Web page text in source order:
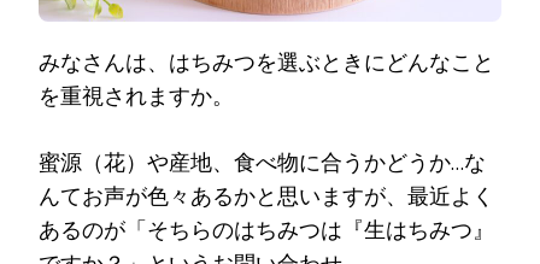
みなさんは、はちみつを選ぶときにどんなこと
を重視されますか。
蜜源（花）や産地、食べ物に合うかどうか…な
んてお声が色々あるかと思いますが、最近よく
あるのが「そちらのはちみつは『生はちみつ』